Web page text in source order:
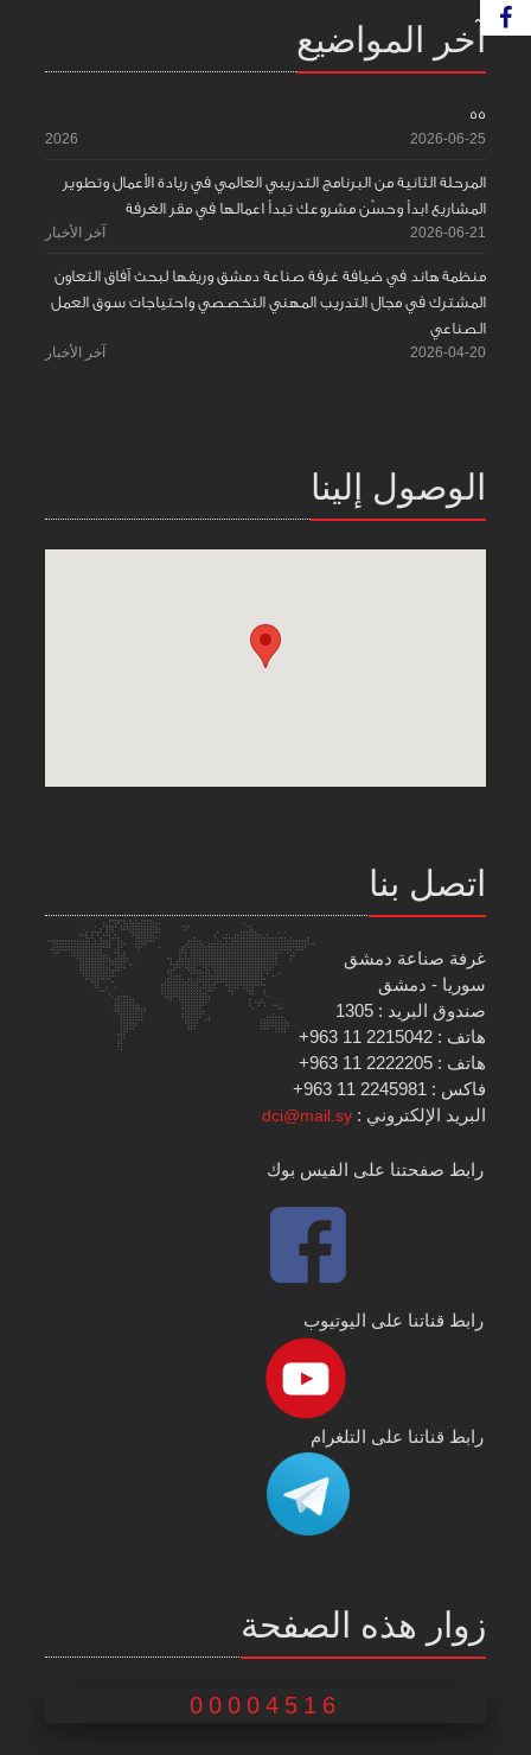
آخر المواضيع
55
2026-06-25
2026
المرحلة الثانية من البرنامج التدريبي العالمي في ريادة الأعمال وتطوير
المشاريع ابدأ وحسّن مشروعك تبدأ اعمالها في مقر الغرفة
2026-06-21 آخر الأخبار
منظمة هاند في ضيافة غرفة صناعة دمشق وريفها لبحث آفاق التعاون
المشترك في مجال التدريب المهني التخصصي واحتياجات سوق العمل
الصناعي
2026-04-20 آخر الأخبار
الوصول إلينا
اتصل بنا
غرفة صناعة دمشق
سوريا - دمشق
صندوق البريد : 1305
هاتف : 2215042 11 963+
هاتف : 2222205 11 963+
فاكس : 2245981 11 963+
البريد الإلكتروني :dci@mail.sy
رابط صفحتنا على الفيس بوك
رابط قناتنا على اليوتيوب
رابط قناتنا على التلغرام
زوار هذه الصفحة
00004516